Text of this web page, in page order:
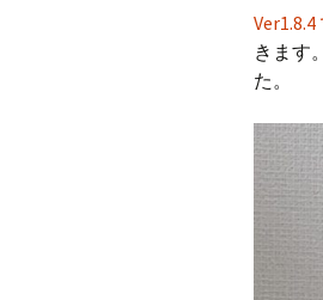
きます
た。